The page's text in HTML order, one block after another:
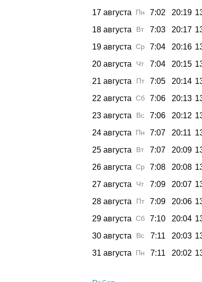
17 августа
Пн 7:02 20:19
18 августа
Вт 7:03 20:17
19 августа Ср 7:04 20:16
20 августа
Чт 7:04 20:15
21 августа
Пт 7:05 20:14
22 августа Сб 7:06 20:13
23 августа
Вс 7:06 20:12
24 августа
Пн 7:07 20:11
25 августа
Вт 7:07 20:09
26 августа Ср 7:08 20:08
27 августа
Чт 7:09 20:07
28 августа
Пт 7:09 20:06
29 августа Сб 7:10 20:04
30 августа
Вс 7:11 20:03
31 августа
Пн 7:11 20:02